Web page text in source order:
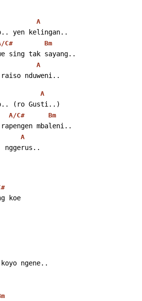
A
yen kelingan..
C# Bm
sing tak sayang..
A
nduweni..
A
(ro Gusti..)
A/C# Bm
mbaleni..
A
nggerus..
koe
ngene..